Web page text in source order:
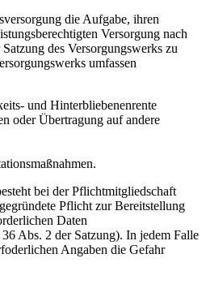
die Aufgabe, ihren
Versorgung nach
des Versorgungswerks zu
umfassen
und Hinterbliebenenrente
oder Übertragung auf andere
bei der Pflichtmitgliedschaft
Pflicht zur Bereitstellung
Daten
Abs. 2 der Satzung). In jedem Falle
Angaben die Gefahr